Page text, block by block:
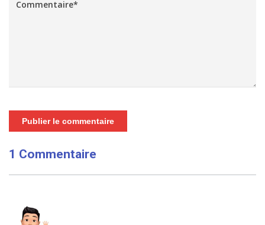
Publier le commentaire
1 Commentaire